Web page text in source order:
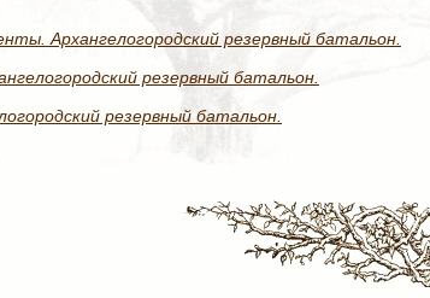
Архангелогородский резервный батальон.
резервный батальон.
резервный батальон.